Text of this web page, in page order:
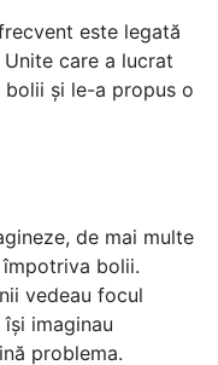
este legată
care a lucrat
și le-a propus o
de mai multe
bolii.
vedeau focul
imaginau
problema.